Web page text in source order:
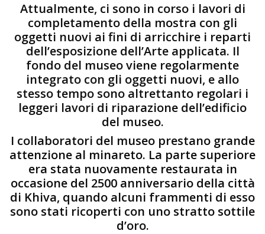
Attualmente, ci sono in corso i lavori di
completamento della mostra con gli
oggetti nuovi ai fini di arricchire i reparti
dell’esposizione dell’Arte applicata. Il
fondo del museo viene regolarmente
integrato con gli oggetti nuovi, e allo
stesso tempo sono altrettanto regolari i
leggeri lavori di riparazione dell’edificio
del museo.
I collaboratori del museo prestano grande
attenzione al minareto. La parte superiore
era stata nuovamente restaurata in
occasione del 2500 anniversario della città
di Khiva, quando alcuni frammenti di esso
sono stati ricoperti con uno stratto sottile
d’oro.